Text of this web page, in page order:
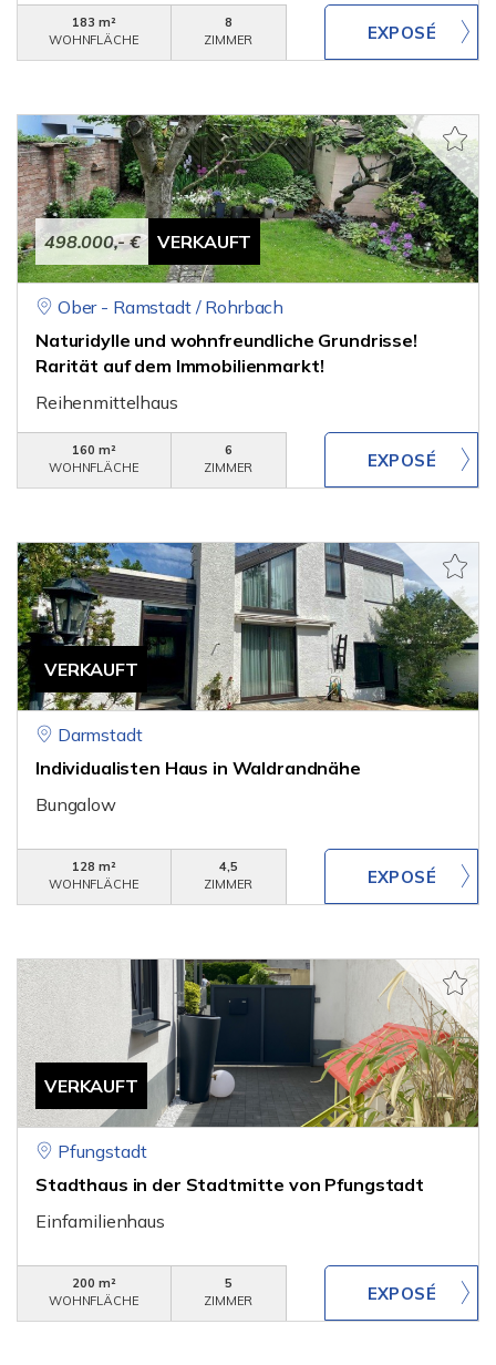
183 m²
WOHNFLÄCHE
8
ZIMMER
498.000,- € VERKAUFT
Ober - Ramstadt / Rohrbach
Naturidylle und wohnfreundliche Grundrisse!
Rarität auf dem Immobilienmarkt!
Reihenmittelhaus
160 m²
WOHNFLÄCHE
6
ZIMMER
VERKAUFT
Darmstadt
Individualisten Haus in Waldrandnähe
Bungalow
128 m²
WOHNFLÄCHE
4,5
ZIMMER
VERKAUFT
Pfungstadt
Stadthaus in der Stadtmitte von Pfungstadt
Einfamilienhaus
200 m²
WOHNFLÄCHE
5
ZIMMER